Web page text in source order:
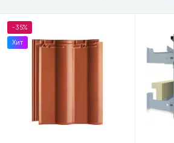
-35%
Хит